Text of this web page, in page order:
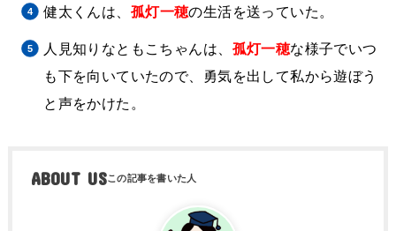
健太くんは、 孤灯一穂の生活を送っていた。
人見知りなともこちゃんは、 孤灯一穂な様子でいつ
も下を向いていたので、勇気を出して私から遊ぼう
と声をかけた。
ABOUT US